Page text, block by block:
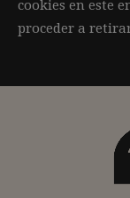
cookies en este
proceder a